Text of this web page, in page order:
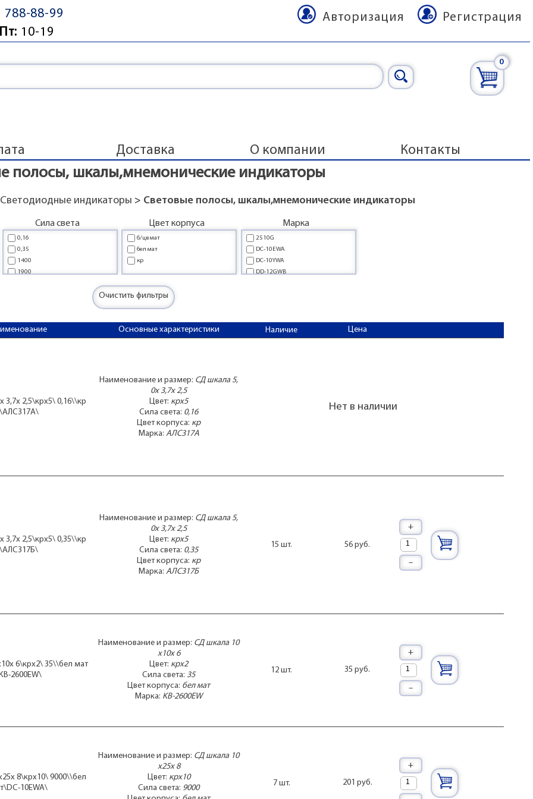
788-88-99
10-19
Регистрация
Авторизация
0
Доставка О компании Контакты
полосы, шкалы,мнемонические индикаторы
Светодиодные индикаторы > Световые полосы, шкалы,мнемонические индикаторы
Сила света
0,16
0,35
1400
1900
5600
9000
Цвет корпуса
б/цв мат
бел мат
кр
Марка
2510G
DC-10EWA
DC-10YWA
DD-12GWB
KB-2600EW
KB-G100SRW
Очистить фильтры
Основные характеристики Наличие Цена
3,7x 2,5\крx5\ 0,16\\кр
Наименование и размер: СД шкала 5,
0x 3,7x 2,5
Цвет: крx5
Сила света: 0,16
Цвет корпуса: кр
Марка: АЛС317А
Нет в наличии
3,7x 2,5\крx5\ 0,35\\кр
\АЛС317Б\
Наименование и размер: СД шкала 5,
0x 3,7x 2,5
Цвет: крx5
Сила света: 0,35
Цвет корпуса: кр
Марка:АЛС317Б
15 шт. 56 руб.
+
–
6\крx2\ 35\\бел мат
2600EW\
Наименование и размер: СД шкала 10
x10x 6
Цвет: крx2
Сила света: 35
Цвет корпуса: бел мат
Марка: KB-2600EW
12 шт. 35 руб.
+
–
8\крx10\ 9000\\бел
10EWA\
Наименование и размер: СД шкала 10
x25x 8
Цвет: крx10
Сила света: 9000
7 шт. 201 руб.
+